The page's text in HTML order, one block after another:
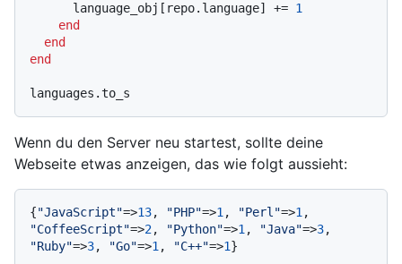
      language_obj[repo.language] +=
1
end
end
end
Wenn du den Server neu startest, sollte deine
Webseite etwas anzeigen, das wie folgt aussieht:
{"JavaScript"=>13, "PHP"=>1, "Perl"=>1
"CoffeeScript"=>2, "Python"=>1, "Java"=>3
"Ruby"=>3, "Go"=>1, "C++"=>1